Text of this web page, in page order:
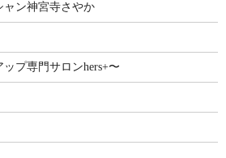
ャン神宮寺さやか
プ専門サロンhers+〜